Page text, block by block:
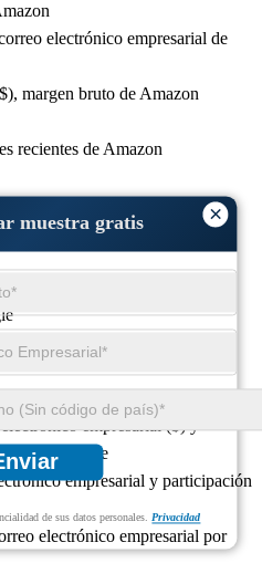
×
muestra gratis
de sus datos personales.Privacidad
electrónico empresarial de
margen bruto de Amazon
recientes de Amazon
electrónico empresarial de
y margen bruto del correo
recientes de Google
empresarial ($) y
clave
empresarial y participación
electrónico empresarial por